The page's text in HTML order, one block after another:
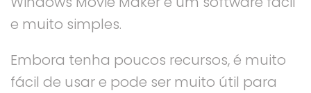
e muito simples.
Embora tenha poucos recursos, é muito
fácil de usar e pode ser muito útil para